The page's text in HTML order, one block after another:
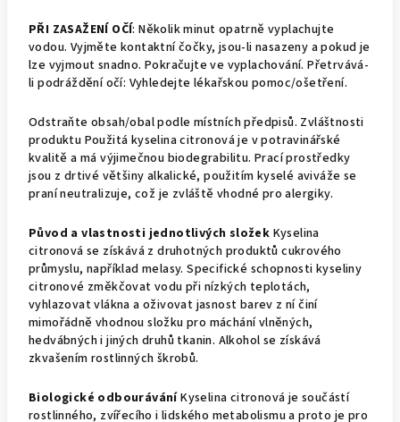
PŘI ZASAŽENÍ OČÍ: Několik minut opatrně vyplachujte
vodou. Vyjměte kontaktní čočky, jsou-li nasazeny a pokud je
lze vyjmout snadno. Pokračujte ve vyplachování. Přetrvává-
li podráždění očí: Vyhledejte lékařskou pomoc/ošetření.
Odstraňte obsah/obal podle místních předpisů. Zvláštnosti
produktu Použitá kyselina citronová je v potravinářské
kvalitě a má výjimečnou biodegrabilitu. Prací prostředky
jsou z drtivé většiny alkalické, použitím kyselé aviváže se
praní neutralizuje, což je zvláště vhodné pro alergiky.
Původ a vlastnosti jednotlivých složek Kyselina
citronová se získává z druhotných produktů cukrového
průmyslu, například melasy. Specifické schopnosti kyseliny
citronové změkčovat vodu při nízkých teplotách,
vyhlazovat vlákna a oživovat jasnost barev z ní činí
mimořádně vhodnou složku pro máchání vlněných,
hedvábných i jiných druhů tkanin. Alkohol se získává
zkvašením rostlinných škrobů.
Biologické odbouráváníKyselina citronová je součástí
rostlinného, zvířecího i lidského metabolismu a proto je pro